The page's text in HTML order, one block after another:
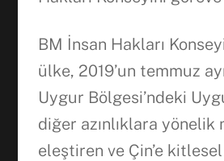
BM İnsan Hakları
ülke, 2019’un temmuz
Uygur Bölgesi’ndeki
diğer azınlıklara yönelik
eleştiren ve Çin’e kitlesel